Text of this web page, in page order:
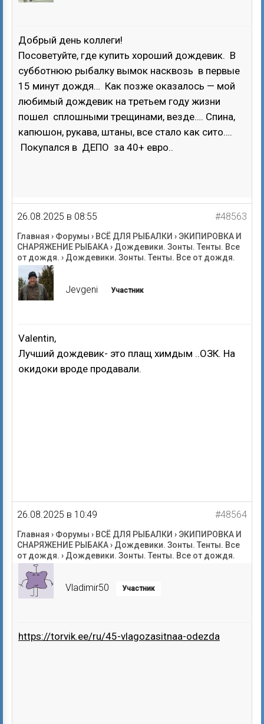
Добрый день коллеги!
Посоветуйте, где купить хороший дождевик. В
субботнюю рыбалку вымок насквозь в первые
15 минут дождя… Как позже оказалось — мой
любимый дождевик на третьем году жизни
пошел сплошными трещинами, везде…. Спина,
капюшон, рукава, штаны, все стало как сито….
Покупался в ДЕПО за 40+ евро..
26.08.2025 в 08:55 #48563
Главная › Форумы › ВСЁ ДЛЯ РЫБАЛКИ › ЭКИПИРОВКА И
СНАРЯЖЕНИЕ РЫБАКА› Дождевики. Зонты. Тенты. Все
от дождя. › Дождевики. Зонты. Тенты. Все от дождя.
Jevgeni Участник
Valentin,
Лучший дождевик- это плащ химдым ..ОЗК. На
окидоки вроде продавали.
26.08.2025 в 10:49 #48564
Главная › Форумы › ВСЁ ДЛЯ РЫБАЛКИ › ЭКИПИРОВКА И
СНАРЯЖЕНИЕ РЫБАКА› Дождевики. Зонты. Тенты. Все
от дождя. › Дождевики. Зонты. Тенты. Все от дождя.
Vladimir50 Участник
https://torvik.ee/ru/45-vlagozasitnaa-odezda